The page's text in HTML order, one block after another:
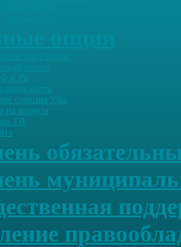
и РБ
карта
станция Уфа
на вирусы
ТВ